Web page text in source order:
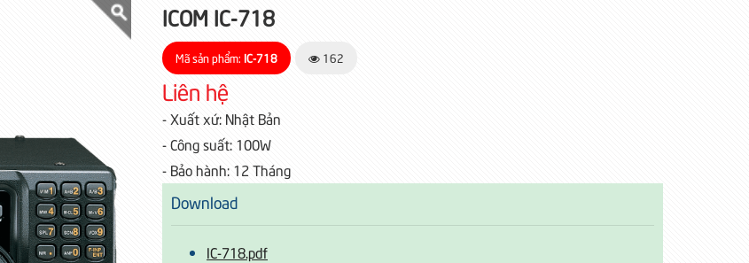
ICOM IC-718
Mã sản phẩm: IC-718 162
Liên hệ
- Xuất xứ: Nhật Bản
- Công suất: 100W
- Bảo hành: 12 Tháng
Download
IC-718.pdf